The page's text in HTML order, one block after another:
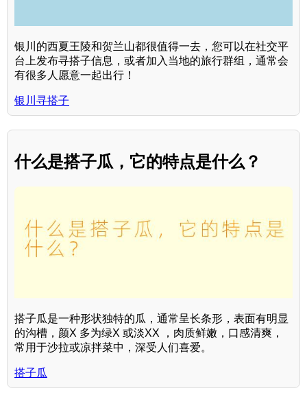
银川的西夏王陵和贺兰山都很值得一去，您可以在社交平
台上发布寻搭子信息，或者加入当地的旅行群组，通常会
有很多人愿意一起出行！
银川寻搭子
什么是搭子瓜，它的特点是什么？
搭子瓜是一种形状独特的瓜，通常呈长条形，表面有明显
的沟槽，颜X 多为绿X 或淡XX ，肉质鲜嫩，口感清爽，
常用于沙拉或凉拌菜中，深受人们喜爱。
搭子瓜